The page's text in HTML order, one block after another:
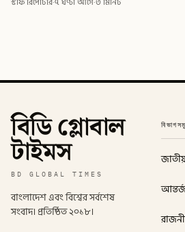
বিডি গ্লোবাল
টাইমস
BD GLOBAL TIMES
বাংলাদেশ এবং বিশ্বের সর্বশেষ
সংবাদ। প্রতিষ্ঠিত ২০১৮।